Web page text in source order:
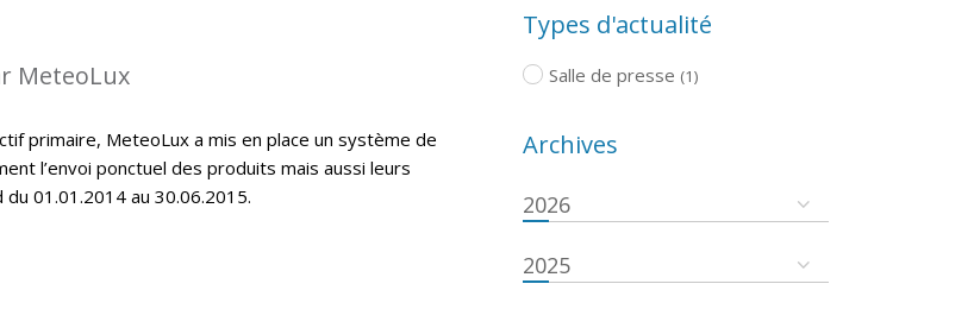
MeteoLux
primaire, MeteoLux a mis en place un système de
l’envoi ponctuel des produits mais aussi leurs
01.01.2014 au 30.06.2015.
Types d'actualité
Salle de presse (1)
Archives
2026
2025